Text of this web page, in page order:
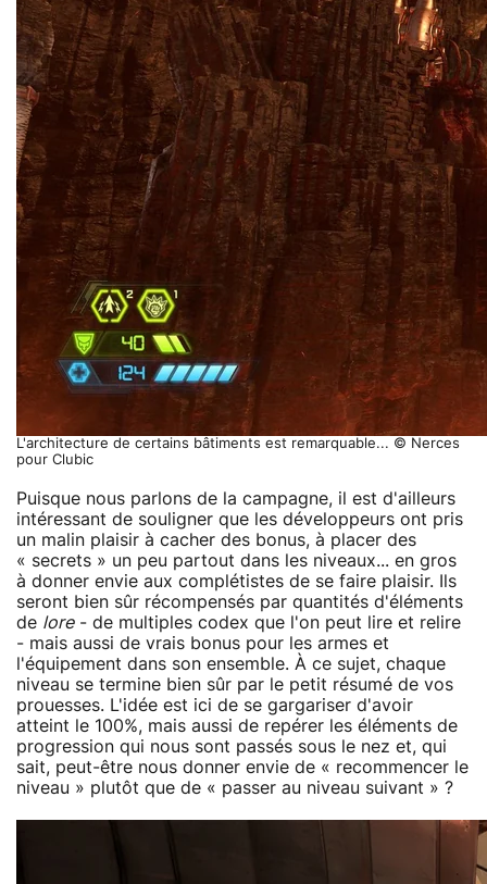
L'architecture de certains bâtiments est remarquable... © Nerces
pour Clubic
Puisque nous parlons de la campagne, il est d'ailleurs
intéressant de souligner que les développeurs ont pris
un malin plaisir à cacher des bonus, à placer des
« secrets » un peu partout dans les niveaux... en gros
à donner envie aux complétistes de se faire plaisir. Ils
seront bien sûr récompensés par quantités d'éléments
de lore- de multiples codex que l'on peut lire et relire
- mais aussi de vrais bonus pour les armes et
l'équipement dans son ensemble. À ce sujet, chaque
niveau se termine bien sûr par le petit résumé de vos
prouesses. L'idée est ici de se gargariser d'avoir
atteint le 100%, mais aussi de repérer les éléments de
progression qui nous sont passés sous le nez et, qui
sait, peut-être nous donner envie de « recommencer le
niveau » plutôt que de « passer au niveau suivant » ?